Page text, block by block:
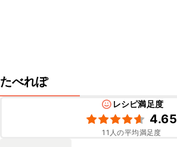
たべれぽ
レシピ満足度
4.65
11 人の平均満足度